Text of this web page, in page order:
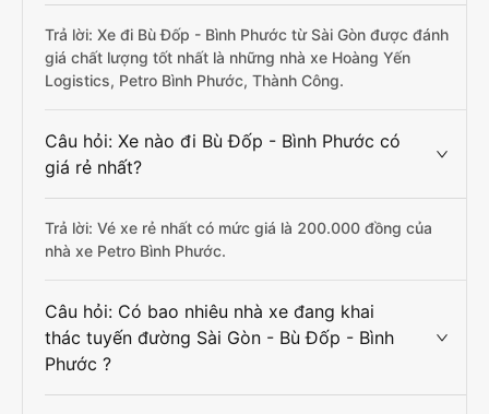
Trả lời: Xe đi Bù Đốp - Bình Phước từ Sài Gòn được đánh
giá chất lượng tốt nhất là những nhà xe Hoàng Yến
Logistics, Petro Bình Phước, Thành Công.
Câu hỏi: Xe nào đi Bù Đốp - Bình Phước có
giá rẻ nhất?
Trả lời: Vé xe rẻ nhất có mức giá là 200.000 đồng của
nhà xe Petro Bình Phước.
Câu hỏi: Có bao nhiêu nhà xe đang khai
thác tuyến đường Sài Gòn - Bù Đốp - Bình
Phước ?